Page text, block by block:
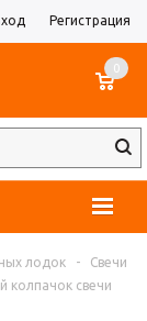
Регистрация
0
лодок -
Свечи
колпачок свечи